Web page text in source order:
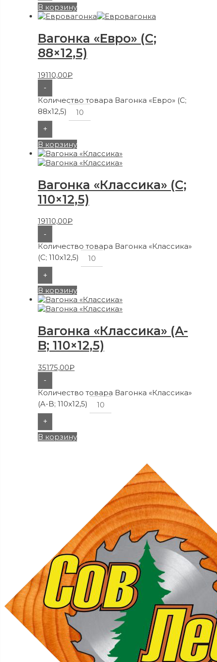
В корзину
Вагонка «Евро» (C;
88×12,5)
19110,00₽
-
Количество товара Вагонка «Евро» (C;
88x12,5)
+
В корзину
Вагонка «Классика» (C;
110×12,5)
19110,00₽
-
Количество товара Вагонка «Классика»
(C; 110x12,5)
+
В корзину
Вагонка «Классика» (A-
B; 110×12,5)
35175,00₽
-
Количество товара Вагонка «Классика»
(A-B; 110x12,5)
+
В корзину